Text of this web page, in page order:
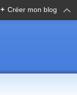
+ Créer mon blog